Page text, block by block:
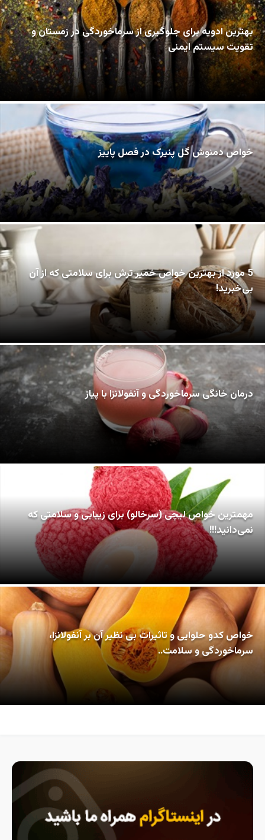
بهترین ادویه برای جلوگیری از سرماخوردگی در زمستان و
تقویت سیستم ایمنی
خواص دمنوش گل پنیرک در فصل پاییز
5 مورد از بهترین خواص خمیر ترش برای سلامتی که از آن
بی‌خبرید!
درمان خانگی سرماخوردگی و آنفولانزا با پیاز
مهمترین خواص لیچی (سرخالو) برای زیبایی و سلامتی که
نمی‌دانید!!!
خواص کدو حلوایی و تاثیرات بی نظیر آن بر آنفولانزا،
سرماخوردگی و سلامت..